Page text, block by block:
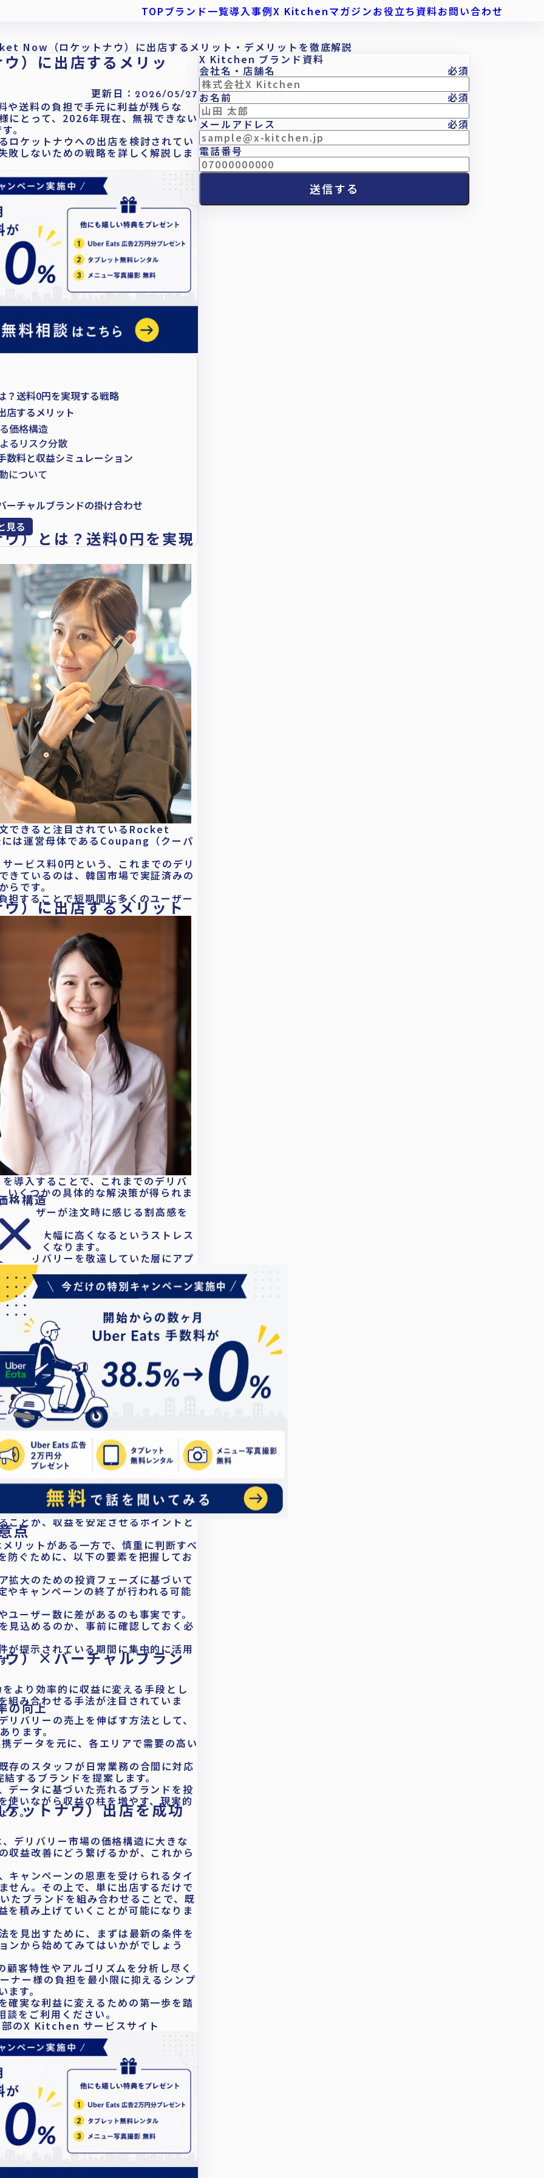
TOPブランド一覧導入事例X Kitchenマガジンお役立ち資料お問い合わせ
Now（ロケットナウ）に出店するメリット・デメリットを徹底解説
）に出店するメリッ
更新日： 2026/05/27
や送料の負担で手元に利益が残らな
にとって、2026年現在、無視できない
。
ロケットナウへの出店を検討されてい
敗しないための戦略を詳しく解説しま
送料0円を実現する戦略
するメリット
価格構造
るリスク分散
料と収益シミュレーション
について
チャルブランドの掛け合わせ
の向上
）出店を成功させるための第一歩
見る
）とは？送料0円を実現
できると注目されているRocket
は運営母体であるCoupang（クーパ
ービス料0円という、これまでのデリ
きているのは、韓国市場で実証済みの
です。
担することで短期間に多くのユーザー
）に出店するメリット
導入することで、これまでのデリバ
いくつかの具体的な解決策が得られま
格構造
ユーザーが注文時に感じる割高感を
うより大幅に高くなるというストレス
やすくなります。
にデリバリーを敬遠していた層にアプ
ォーム側の集客施策によって、無理
ムを期待できる点がメリットといえる
リスク分散
入している店舗にとっても、Rocket
なります。
集めつつ、Rocket Now（ロケット
するという使い分けが可能です。
スを維持したまま、異なる顧客層を
におけるリスク分散に直結します。
）の手数料と収益シミ
入・検討にあたってポイントにな
ついて
料は現在（2026/02時点）、導入か
設定されています。
が、キャンペーンの活用によって負
】
円 = 手残り6,500円
– 3,300円 = 手残り6,700円
ロケットナウ）は店頭価格と同じで
特徴があります。
デートされることが多いため、条件が
ことが、収益を安定させるポイントと
点
リットがある一方で、慎重に判断すべ
防ぐために、以下の要素を把握してお
拡大のための投資フェーズに基づいて
やキャンペーンの終了が行われる可能
ーザー数に差があるのも事実です。
見込めるのか、事前に確認しておく必
が提示されている期間に集中的に活用
。）×バーチャルブラン
より効率的に収益に変える手段とし
組み合わせる手法が注目されていま
の向上
バリーの売上を伸ばす方法として、
ます。
ータを元に、各エリアで需要の高い
存のスタッフが日常業務の合間に対応
するブランドを提案します。
データに基づいた売れるブランドを投
使いながら収益の柱を増やす、現実的
う。
ットナウ）出店を成功
デリバリー市場の価格構造に大きな
収益改善にどう繋げるかが、これから
キャンペーンの恩恵を受けられるタイ
せん。その上で、単に出店するだけで
ブランドを組み合わせることで、既
を積み上げていくことが可能になりま
を見出すために、まずは最新の条件を
ンから始めてみてはいかがでしょう
客特性やアルゴリズムを分析し尽く
ナー様の負担を最小限に抑えるシンプ
す。
確実な利益に変えるための第一歩を踏
をご利用ください。
のX Kitchen サービスサイト
X Kitchen ブランド資料
会社名・店舗名
必須
お名前
必須
メールアドレス
必須
電話番号